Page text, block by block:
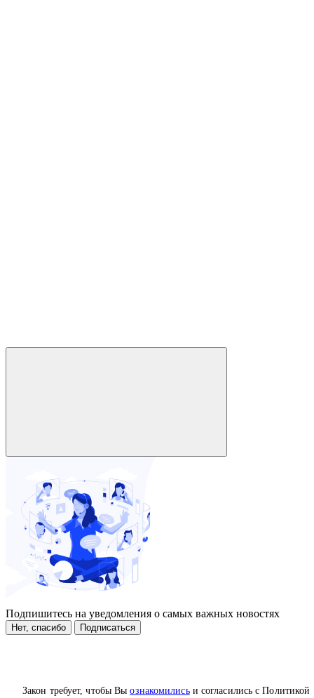
Закон требует, чтобы Выознакомилисьи согласились с Политикой
Подпишитесь на уведомления о самых важных новостях
Нет, спасибо Подписаться